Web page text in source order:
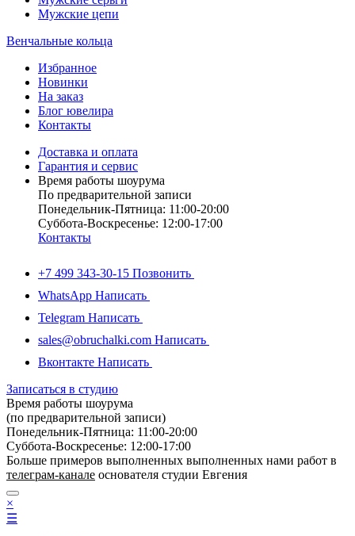
Мужские цепи
Венчальные кольца
Избранное
Новинки
На заказ
Блог ювелира
Контакты
Доставка и оплата
Гарантия и сервис
Время работы шоурума
По предварительной записи
Понедельник-Пятница: 11:00-20:00
Суббота-Bоcкресенье: 12:00-17:00
Контакты
+7 499 343-30-15 Позвонить
WhatsApp Написать
Telegram Написать
sales@obruchalki.com Написать
Вконтакте Написать
Записаться в студию
Время работы шоурума
(по предварительной записи)
Понедельник-Пятница: 11:00-20:00
Суббота-Bоcкресенье: 12:00-17:00
Больше примеров выполненных выполненных нами работ в
телеграм-канале основателя студии Евгения
×
☰